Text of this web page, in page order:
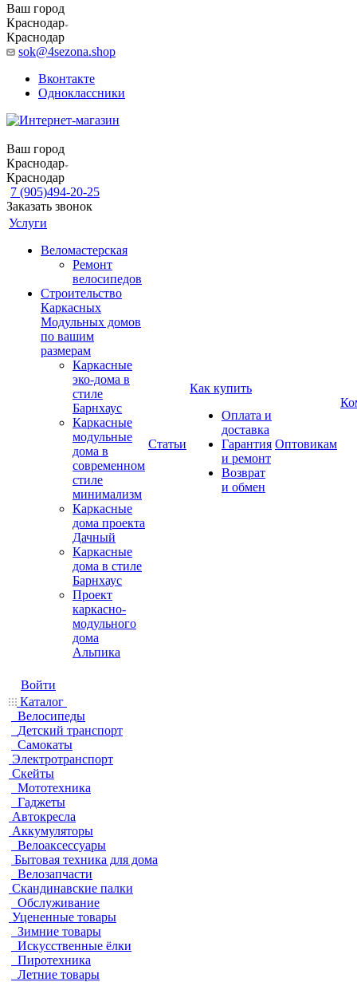
Ваш город
Краснодар
Краснодар
sok@4sezona.shop
Вконтакте
Одноклассники
Ваш город
Краснодар
Краснодар
7 (905)494-20-25
Заказать звонок
Услуги
Веломастерская
Ремонт
велосипедов
Строительство
Каркасных
Модульных домов
по вашим
размерам
Каркасные
эко-дома в
стиле
Барнхаус
Каркасные
модульные
дома в
современном
стиле
минимализм
Каркасные
дома проекта
Дачный
Каркасные
дома в стиле
Барнхаус
Проект
каркасно-
модульного
дома
Альпика
Статьи
Как купить
Оплата и
доставка
Гарантия
и ремонт
Возврат
и обмен
Оптовикам
Войти
Каталог
Велосипеды
Детский транспорт
Самокаты
Электротранспорт
Скейты
Мототехника
Гаджеты
Автокресла
Аккумуляторы
Велоаксессуары
Бытовая техника для дома
Велозапчасти
Скандинавские палки
Обслуживание
Уцененные товары
Зимние товары
Искусственные ёлки
Пиротехника
Летние товары